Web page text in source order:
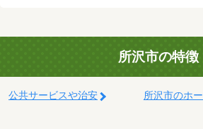
所沢市の特徴
公共サービスや治安 所沢市のホ